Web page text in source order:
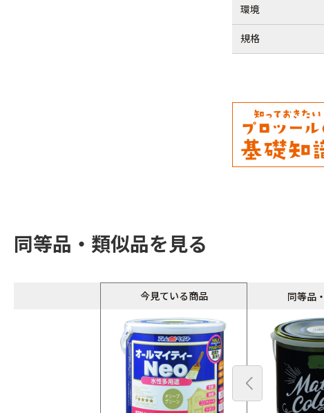
環境
規格
同等品・類似品を見る
今見ている商品 同等品
同等品